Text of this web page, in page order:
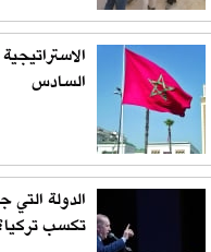
السادس
الدولة
تكسب